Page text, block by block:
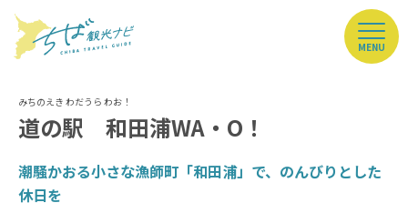
MENU
道の駅 和田浦WA・O！
潮騒かおる小さな漁師町「和田浦」で、のんびりとした
休日を